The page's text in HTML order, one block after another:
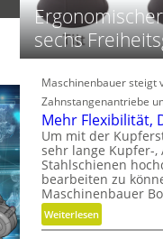
m
e
i
o
n
e
n
sechs
Maschinenbauer steigt
Zahnstangenantriebe
Mehr Flexibilität,
Um mit der
sehr lange Kupfer-
Stahlschienen
bearbeiten zu
Maschinenbauer
Weiterlesen:
M